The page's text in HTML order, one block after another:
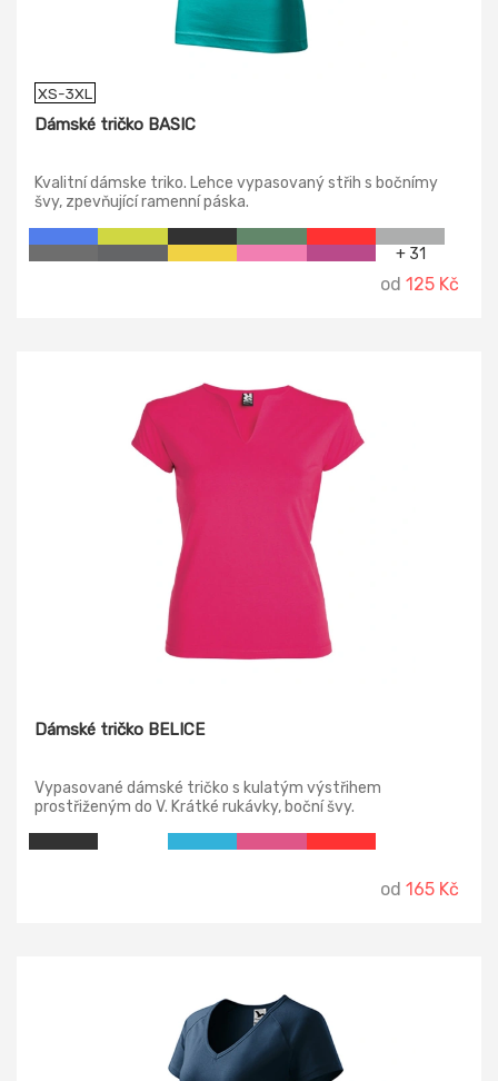
XS-3XL
Dámské tričko BASIC
Kvalitní dámske triko. Lehce vypasovaný střih s bočnímy
švy, zpevňující ramenní páska.
+ 31
od 125 Kč
Dámské tričko BELICE
Vypasované dámské tričko s kulatým výstřihem
prostřiženým do V. Krátké rukávky, boční švy.
od 165 Kč